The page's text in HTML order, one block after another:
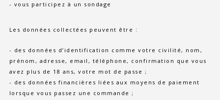
- vous participez à un sondage
Les données collectées peuvent être :
- des données d’identification comme votre civilité, nom,
prénom, adresse, email, téléphone, confirmation que vous
avez plus de 18 ans, votre mot de passe ;
- des données financières liées aux moyens de paiement
lorsque vous passez une commande ;